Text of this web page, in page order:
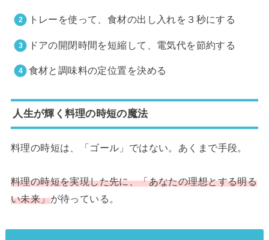
トレーを使って、食材の出し入れを３秒にする
ドアの開閉時間を短縮して、電気代を節約する
食材と調味料の定位置を決める
人生が輝く料理の時短の魔法
料理の時短は、「ゴール」ではない。あくまで手段。
料理の時短を実現した先に、「あなたの理想とする明る
い未来」が待っている。